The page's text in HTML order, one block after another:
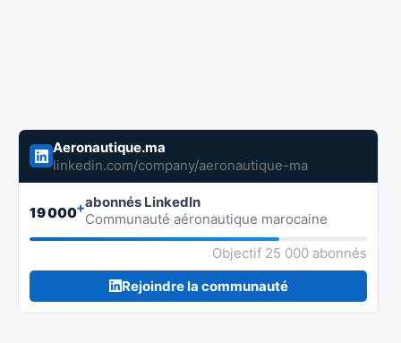
Aeronautique.ma
linkedin.com/company/aeronautique-ma
19 000+abonnés LinkedIn
Communauté aéronautique marocaine
Objectif 25 000 abonnés
Rejoindre la communauté